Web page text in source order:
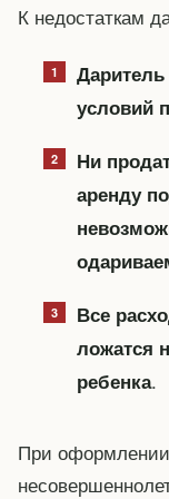
К недостаткам
условий
Ни
аренду
Все
ложатся
ребенка.
При